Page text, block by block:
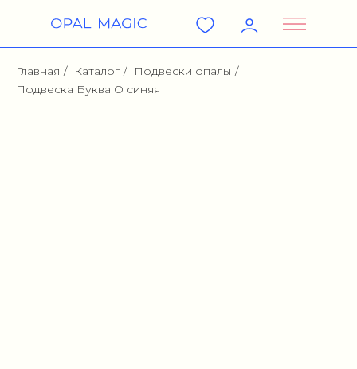
Главная / Каталог / Подвески опалы /
Подвеска Буква O синяя